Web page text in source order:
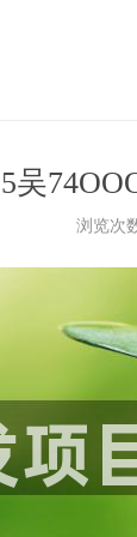
吴
浏览次